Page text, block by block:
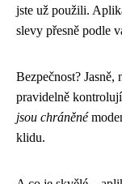
jste už použili.
slevy přesně podle
Bezpečnost?
pravidelně
jsou chráněné
klidu.